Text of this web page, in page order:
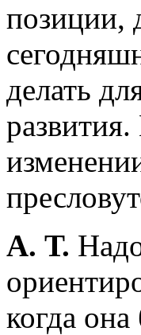
позиции,
делать
А. Т.
когда